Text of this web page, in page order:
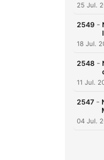
25 Jul.
2549 -
18 Jul.
2548 -
11 Jul.
2547 -
04 Jul.